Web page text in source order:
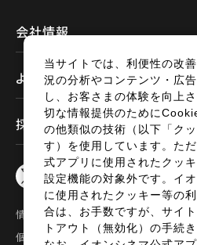
会社情報
よくあるご質問
採用情報
情報セキュリティ
サ
個人情報の取扱い
お
当サイトでは、利便性の改
況の分析やコンテンツ・広
し、お客さまの体験を向上
切な情報提供のために
の他類似の技術（以下「ク
す）を使用しています。た
式アプリに使用されたクッ
設定機能の対象外です。イ
に使用されたクッキー等の
合は、お手数ですが、サイ
トアウト（無効化）の手続